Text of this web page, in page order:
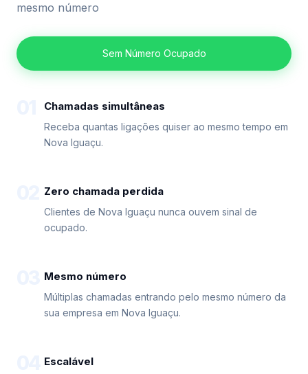
mesmo número
Sem Número Ocupado
Chamadas simultâneas
Receba quantas ligações quiser ao mesmo tempo em
Nova Iguaçu.
Zero chamada perdida
Clientes de Nova Iguaçu nunca ouvem sinal de
ocupado.
Mesmo número
Múltiplas chamadas entrando pelo mesmo número da
sua empresa em Nova Iguaçu.
Escalável